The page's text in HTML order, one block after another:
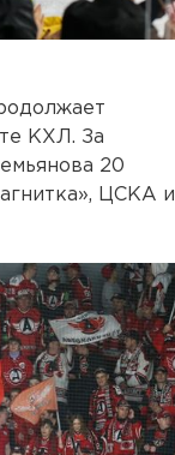
КХЛ. За
20
ЦСКА и